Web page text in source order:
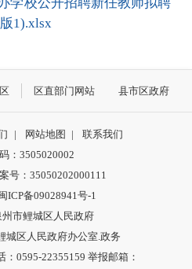
1).xlsx
区直部门网站 县市区政府
| 网站地图 |
联系我们
：3505020002
号：35050202000111
ICP备09028941号-1
州市鲤城区人民政府
城区人民政府办公室.政务
0595-22355159 举报邮箱：